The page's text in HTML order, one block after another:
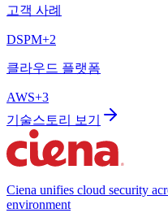
고객 사례
DSPM+2
클라우드 플랫폼
AWS+3
기술스토리 보기
Ciena unifies cloud security
environment